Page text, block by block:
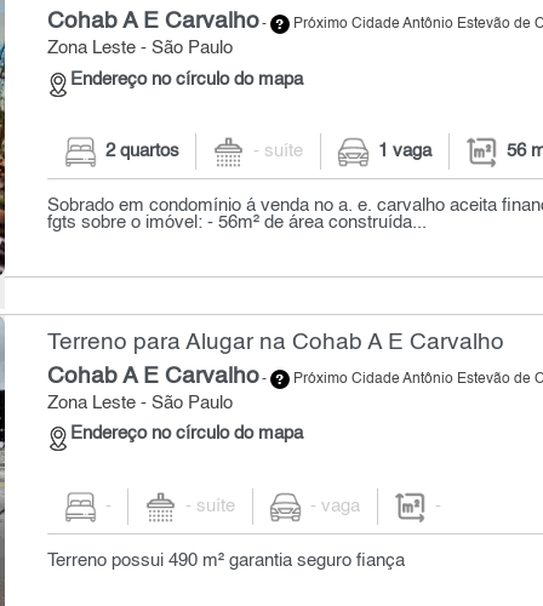
Cohab A E Carvalho- Próximo Cidade Antônio Estevão de
Zona Leste - São Paulo
Endereço no círculo do mapa
2 quartos - suíte 1 vaga 56
Sobrado em condomínio á venda no a. e. carvalho aceita
fgts sobre o imóvel: - 56m² de área construída...
Terreno para Alugar na Cohab A E Carvalho
Cohab A E Carvalho- Próximo Cidade Antônio Estevão de
Zona Leste - São Paulo
Endereço no círculo do mapa
- - suíte - vaga -
Terreno possui 490 m² garantia seguro fiança